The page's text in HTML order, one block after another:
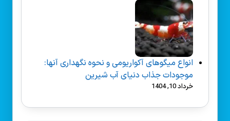
انواع میگوهای آکواریومی و نحوه نگهداری آنها:
موجودات جذاب دنیای آب شیرین
خرداد 10, 1404